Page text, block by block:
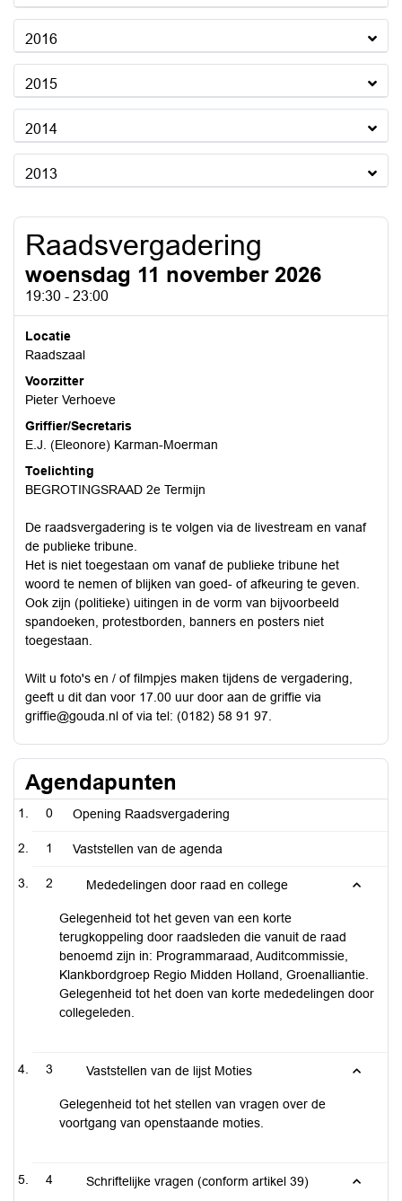
2016
2015
2014
2013
Raadsvergadering
woensdag 11 november 2026
19:30 - 23:00
Locatie
Raadszaal
Voorzitter
Pieter Verhoeve
Griffier/Secretaris
E.J. (Eleonore) Karman-Moerman
Toelichting
BEGROTINGSRAAD 2e Termijn
De raadsvergadering is te volgen via de livestream en vanaf
de publieke tribune.
Het is niet toegestaan om vanaf de publieke tribune het
woord te nemen of blijken van goed- of afkeuring te geven.
Ook zijn (politieke) uitingen in de vorm van bijvoorbeeld
spandoeken, protestborden, banners en posters niet
toegestaan.
Wilt u foto's en / of filmpjes maken tijdens de vergadering,
geeft u dit dan voor 17.00 uur door aan de griffie via
griffie@gouda.nl of via tel: (0182) 58 91 97.
Agendapunten
0 Opening Raadsvergadering
1 Vaststellen van de agenda
2 Mededelingen door raad en college
Gelegenheid tot het geven van een korte
terugkoppeling door raadsleden die vanuit de raad
benoemd zijn in: Programmaraad, Auditcommissie,
Klankbordgroep Regio Midden Holland, Groenalliantie.
Gelegenheid tot het doen van korte mededelingen door
collegeleden.
3 Vaststellen van de lijst Moties
Gelegenheid tot het stellen van vragen over de
voortgang van openstaande moties.
4 Schriftelijke vragen (conform artikel 39)